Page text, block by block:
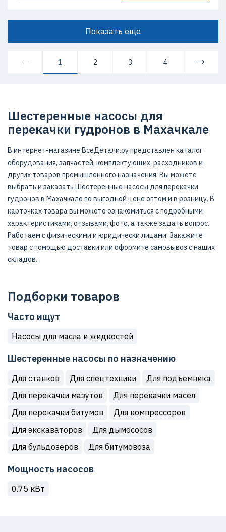
Показать еще
1 2 3 4
Шестеренные насосы для
перекачки гудронов в Махачкале
В интернет-магазине ВсеДетали.ру представлен каталог
оборудования, запчастей, комплектующих, расходников и
других товаров промышленного назначения. Вы можете
выбрать и заказать Шестеренные насосы для перекачки
гудронов в Махачкале по выгодной цене оптом и в розницу. В
карточках товара вы можете ознакомиться с подробными
характеристиками, отзывами, фото, а также задать вопрос.
Работаем с физическими и юридически лицами. Закажите
товар с помощью доставки или оформите самовывоз с наших
складов.
Подборки товаров
Часто ищут
Насосы для масла и жидкостей
Шестеренные насосы по назначению
Для станков Для спецтехники
Для подъемника
Для перекачки мазутов
Для перекачки масел
Для перекачки битумов
Для компрессоров
Для экскаваторов
Для дымососов
Для бульдозеров
Для битумовоза
Мощность насосов
0.75 кВт